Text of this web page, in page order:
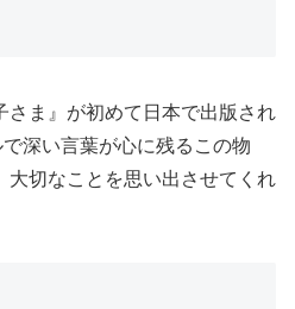
さま』が初めて日本で出版され
深い言葉が心に残るこの物
大切なことを思い出させてくれ